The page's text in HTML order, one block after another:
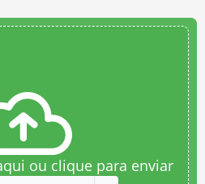
ou clique para enviar